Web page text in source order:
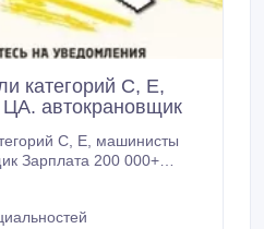
категорий С, Е,
автокрановщик
С, Е, машинисты
Питание на базе, если
то питание 12 000 в месяц